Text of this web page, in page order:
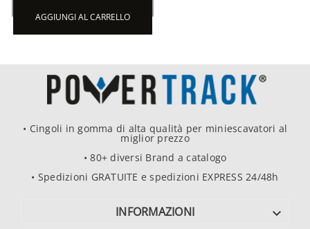
AGGIUNGI AL CARRELLO
• Cingoli in gomma di alta qualità per miniescavatori al
miglior prezzo
• 80+ diversi Brand a catalogo
• Spedizioni GRATUITE e spedizioni EXPRESS 24/48h
INFORMAZIONI 